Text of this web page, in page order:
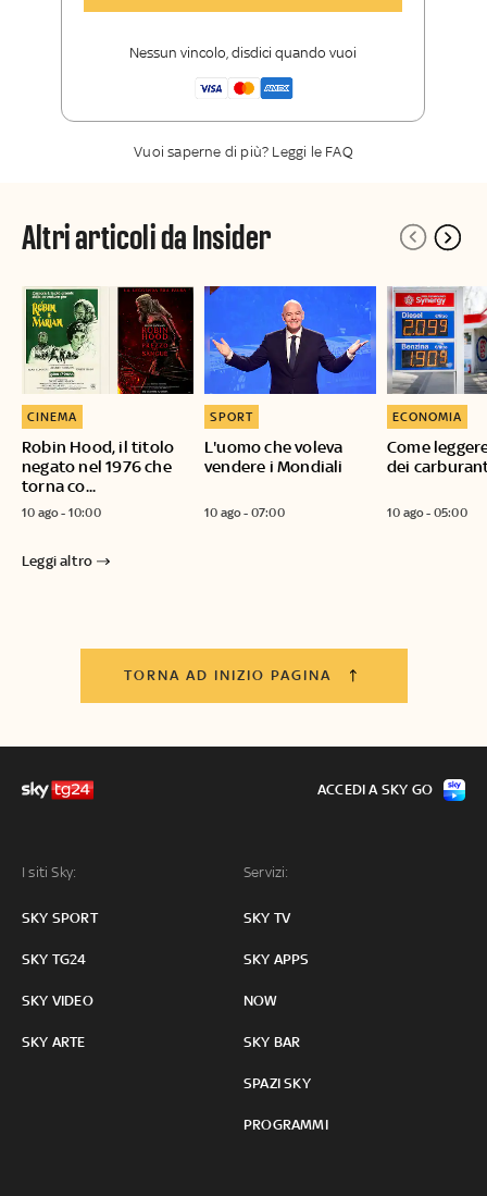
Nessun vincolo, disdici quando vuoi
Vuoi saperne di più? Leggi le FAQ
Altri articoli da Insider
Robin Hood, il titolo
negato nel 1976 che
torna co...
CINEMA
10 ago - 10:00
L'uomo che voleva
vendere i Mondiali
SPORT
10 ago - 07:00
Come
dei
ECONOMIA
10 ago - 05:00
Leggi altro
TORNA AD INIZIO PAGINA
I siti Sky:
SKY SPORT
SKY TG24
SKY VIDEO
SKY ARTE
Servizi:
SKY TV
SKY APPS
NOW
SKY BAR
SPAZI SKY
PROGRAMMI
ACCEDI A SKY GO